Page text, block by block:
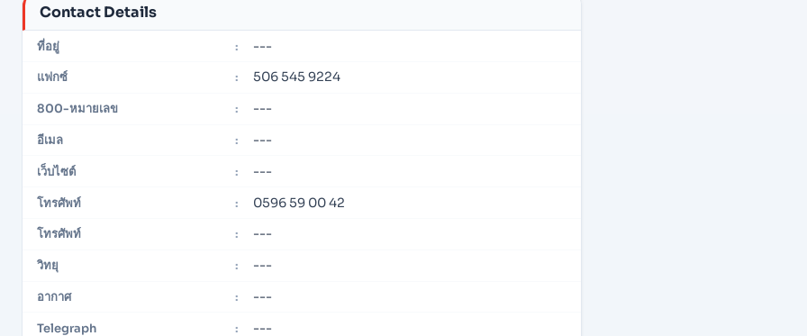
Contact Details
ที่อยู่ : ---
แฟกซ์ : 506 545 9224
800-หมายเลข : ---
อีเมล : ---
เว็บไซต์ : ---
โทรศัพท์ : 0596 59 00 42
โทรศัพท์ : ---
วิทยุ : ---
อากาศ : ---
Telegraph : ---